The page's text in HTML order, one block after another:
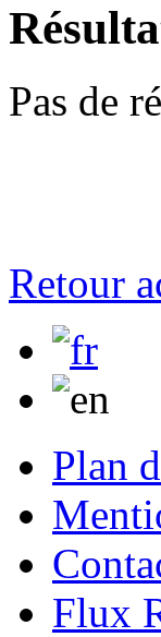
Pas de
Retour
Plan
Flux